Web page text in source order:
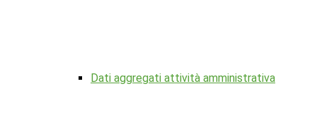
Dati aggregati attività amministrativa